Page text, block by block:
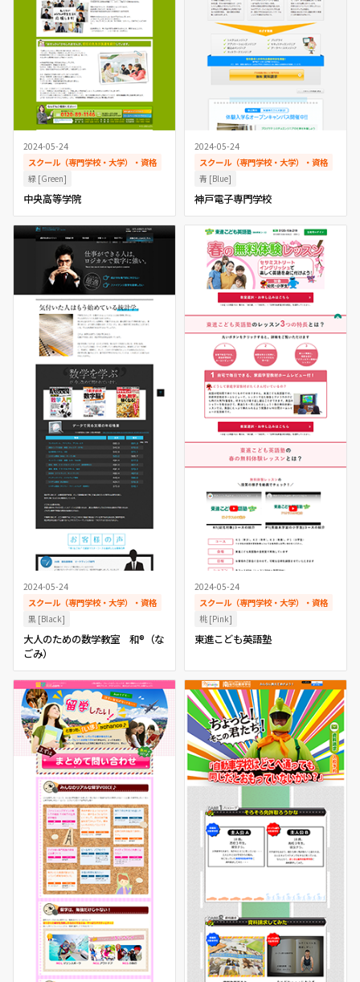
2024-05-24
スクール（専門学校・大学）・資格
緑 [Green]
中央高等学院
2024-05-24
スクール（専門学校・大学）・資格
青 [Blue]
神戸電子専門学校
2024-05-24
スクール（専門学校・大学）・資格
黒 [Black]
大人のための数学教室 和®（な
ごみ）
2024-05-24
スクール（専門学校・大学）・資格
桃 [Pink]
東進こども英語塾